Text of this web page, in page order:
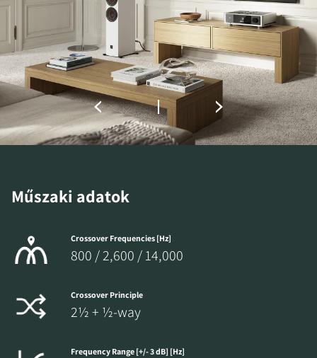
Műszaki adatok
Crossover Frequencies [Hz]
800 / 2,600 / 14,000
Crossover Principle
2½ + ½-way
Frequency Range [+/- 3 dB] [Hz]
Töltse ki az űrlapot, hogy azonnal
hozzáférhessen a webhelyen található összes
zárolt letöltési fájlhoz.